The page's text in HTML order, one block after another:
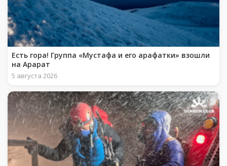
Есть гора! Группа «Мустафа и его арафатки» взошли
на Арарат
5 августа 2026